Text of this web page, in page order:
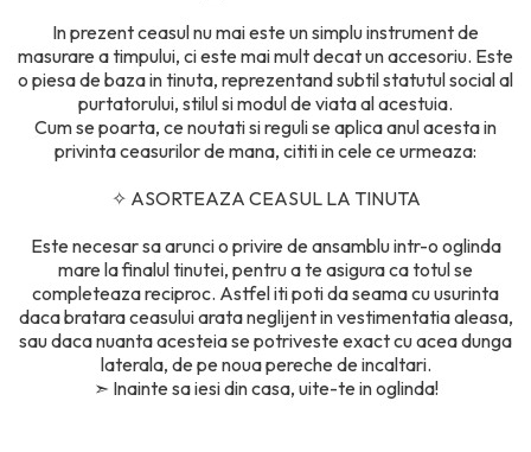
In prezent ceasul nu mai este un simplu instrument de
masurare a timpului, ci este mai mult decat un accesoriu. Este
o piesa de baza in tinuta, reprezentand subtil statutul social al
purtatorului, stilul si modul de viata al acestuia.
Cum se poarta, ce noutati si reguli se aplica anul acesta in
privinta ceasurilor de mana, cititi in cele ce urmeaza:
✧ ASORTEAZA CEASUL LA TINUTA
Este necesar sa arunci o privire de ansamblu intr-o oglinda
mare la finalul tinutei, pentru a te asigura ca totul se
completeaza reciproc. Astfel iti poti da seama cu usurinta
daca bratara ceasului arata neglijent in vestimentatia aleasa,
sau daca nuanta acesteia se potriveste exact cu acea dunga
laterala, de pe noua pereche de incaltari.
➣ Inainte sa iesi din casa, uite-te in oglinda!